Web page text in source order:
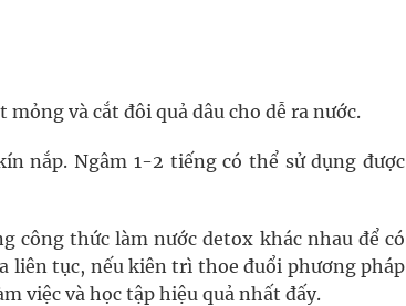
và cắt đôi quả dâu cho dễ ra nước.
nắp. Ngâm 1-2 tiếng có thể sử dụng được
công thức làm nước detox khác nhau để có
liên tục, nếu kiên trì thoe đuổi phương pháp
việc và học tập hiệu quả nhất đấy.